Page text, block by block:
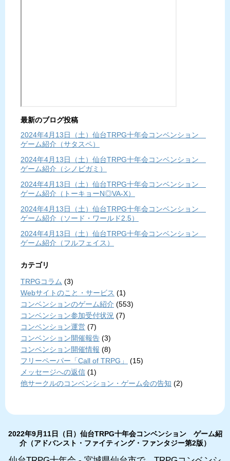
最新のブログ投稿
2024年4月13日（土）仙台TRPG十年会コンベンション
ゲーム紹介（サタスペ）
2024年4月13日（土）仙台TRPG十年会コンベンション
ゲーム紹介（シノビガミ）
2024年4月13日（土）仙台TRPG十年会コンベンション
ゲーム紹介（トーキョーN◎VA-X）
2024年4月13日（土）仙台TRPG十年会コンベンション
ゲーム紹介（ソード・ワールド2.5）
2024年4月13日（土）仙台TRPG十年会コンベンション
ゲーム紹介（フルフェイス）
カテゴリ
TRPGコラム (3)
Webサイトのこと・サービス (1)
コンベンションのゲーム紹介 (553)
コンベンション参加受付状況 (7)
コンベンション運営 (7)
コンベンション開催報告 (3)
コンベンション開催情報 (8)
フリーペーパー「Call of TRPG」
(15)
メッセージへの返信 (1)
他サークルのコンベンション・ゲーム会の告知 (2)
2022年9月11日（日）仙台TRPG十年会コンベンション ゲーム紹
介（アドバンスト・ファイティング・ファンタジー第2版）